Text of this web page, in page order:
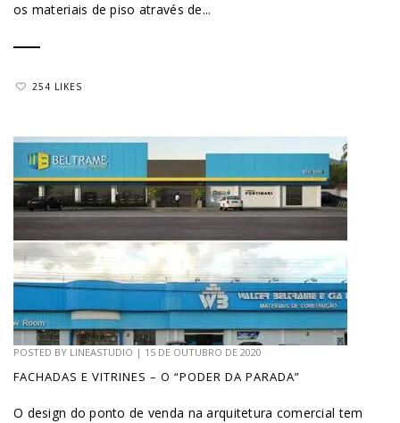
os materiais de piso através de...
254 LIKES
POSTED BY LINEASTUDIO | 15 DE OUTUBRO DE 2020
FACHADAS E VITRINES – O “PODER DA PARADA”
O design do ponto de venda na arquitetura comercial tem